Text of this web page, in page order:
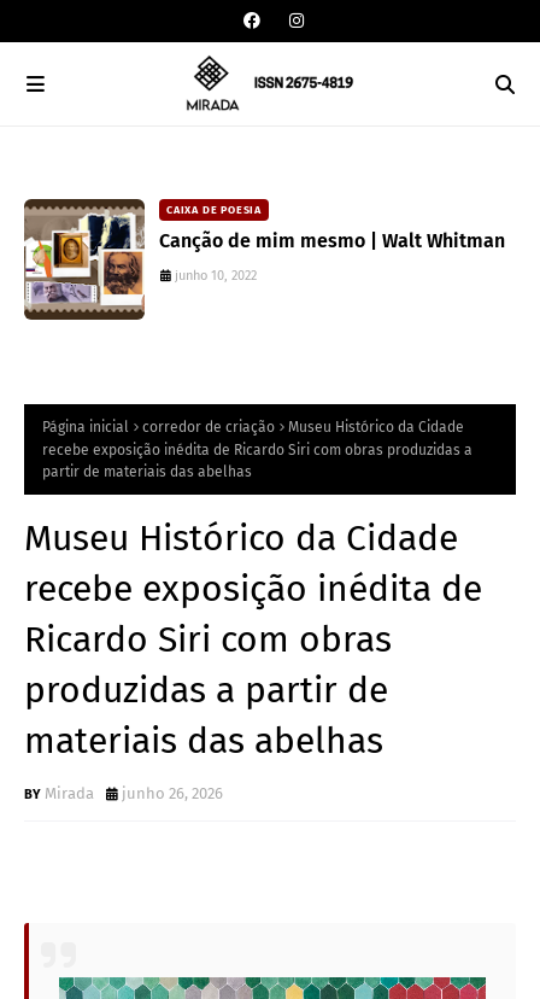
CAIXA DE POESIA
Canção de mim mesmo | Walt Whitman
junho 10, 2022
Página inicial corredor de criação
Museu Histórico da Cidade
recebe exposição inédita de Ricardo Siri com obras produzidas a
partir de materiais das abelhas
Museu Histórico da Cidade
recebe exposição inédita de
Ricardo Siri com obras
produzidas a partir de
materiais das abelhas
Mirada junho 26, 2026